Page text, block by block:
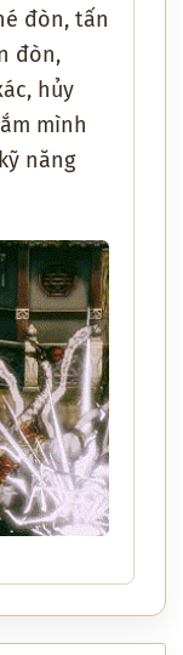
đòn, tấn
đòn,
hủy
mình
năng